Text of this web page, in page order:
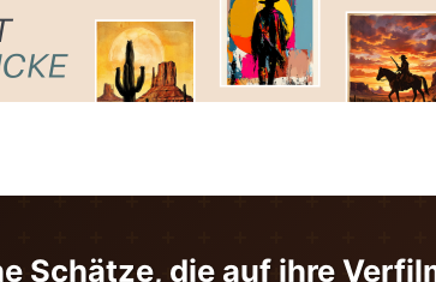
Schätze, die auf ihre